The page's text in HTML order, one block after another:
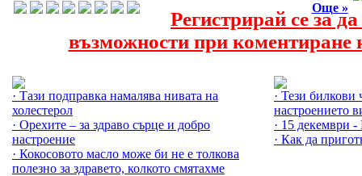
Още »
Регистрирай се за
възможности при коментиране
· Тази подправка намалява нивата на
холестерол
· Орехите – за здраво сърце и добро
настроение
· Кокосовото масло може би не е толкова
полезно за здравето, колкото смятахме
· Тези билкови
настроението
· 15 декември
· Как да